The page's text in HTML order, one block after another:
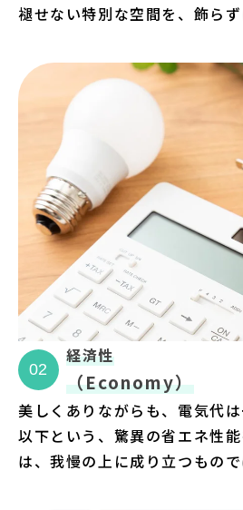
褪せない特別な空間を、飾らず
02
経済性
（Economy）
美しくありながらも、電気代
以下という、驚異の省エネ性
は、我慢の上に成り立つもので